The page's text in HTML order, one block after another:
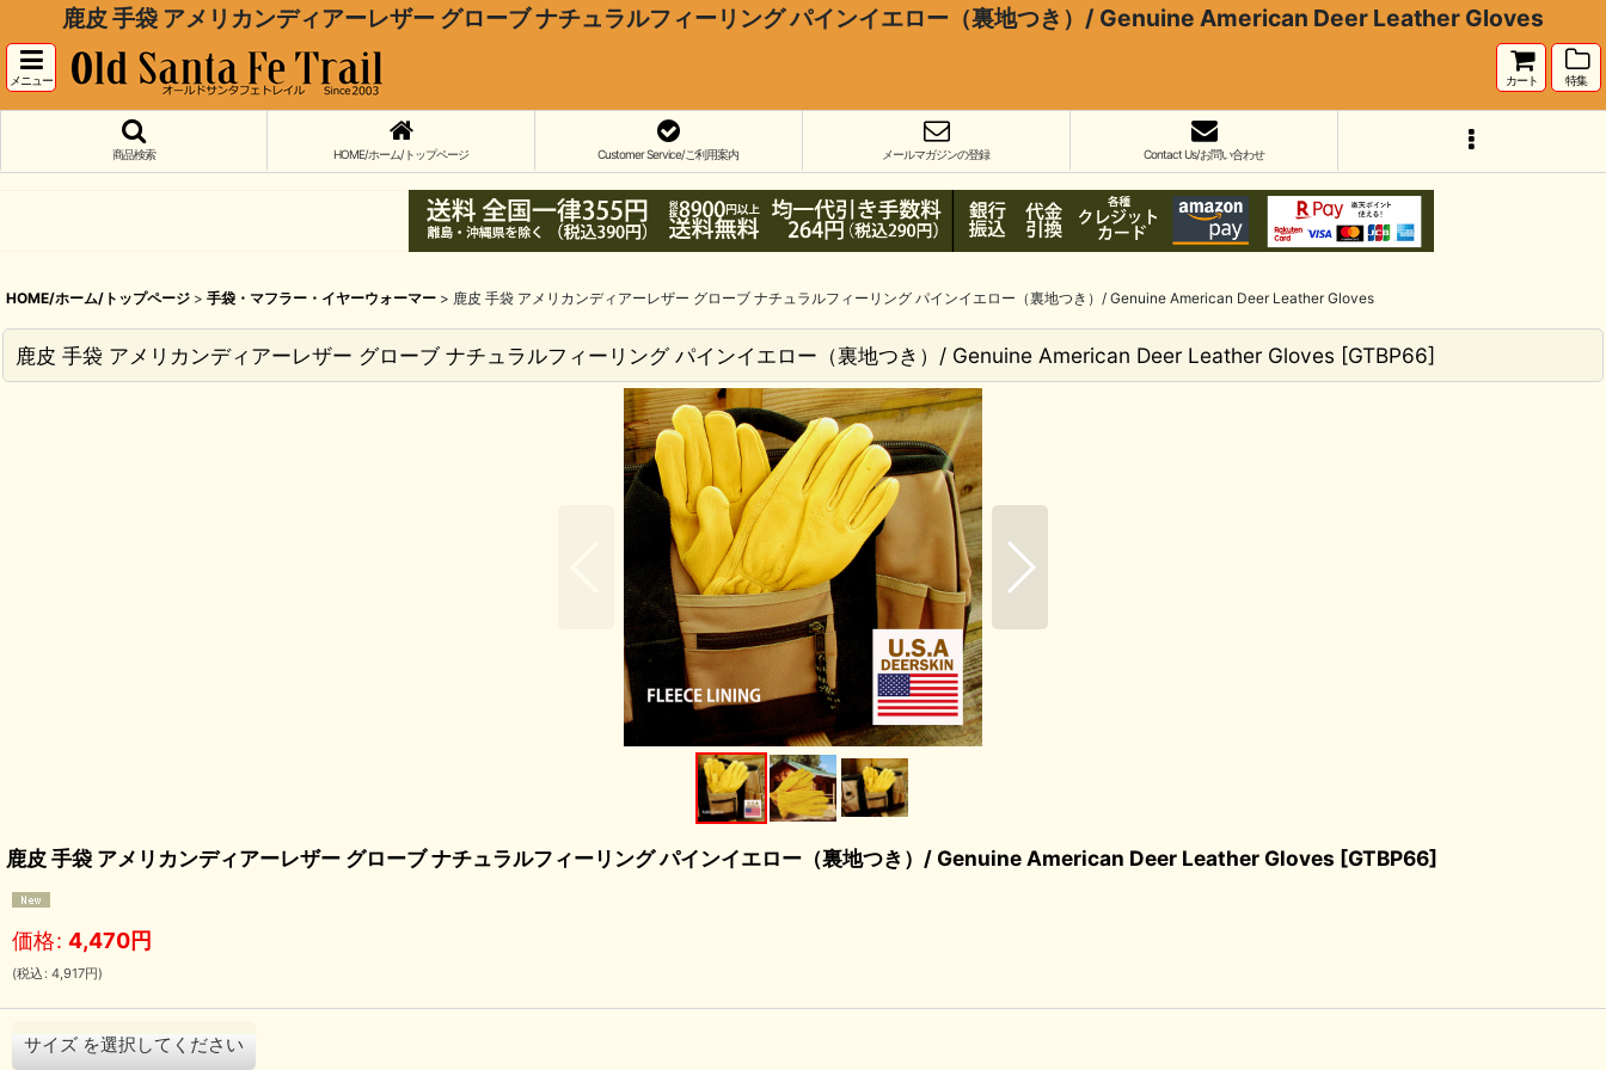
鹿皮 手袋 アメリカンディアーレザー グローブ ナチュラルフィーリング パインイエロー（裏地つき）/ Genuine American Deer Leather Gloves
メニュー カート 特集
商品検索 HOME/ホーム/トップページ Customer Service/ご利用案内 メールマガジンの登録 Contact Us/お問い合わせ
HOME/ホーム/トップページ > 手袋・マフラー・イヤーウォーマー > 鹿皮 手袋 アメリカンディアーレザー グローブ ナチュラルフィーリング パインイエロー（裏地つき）/ Genuine American Deer Leather Gloves
鹿皮 手袋 アメリカンディアーレザー グローブ ナチュラルフィーリング パインイエロー（裏地つき）/ Genuine American Deer Leather Gloves [GTBP66]
鹿皮 手袋 アメリカンディアーレザー グローブ ナチュラルフィーリング パインイエロー（裏地つき）/ Genuine American Deer Leather Gloves [GTBP66]
価格: 4,470円
(税込 : 4,917円)
サイズ を選択してください